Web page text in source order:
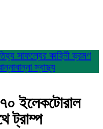
সাফল্যের কাহিনীভ্রমণ
স্বাস্থ্য
ইলেকটোরাল
ট্রাম্প